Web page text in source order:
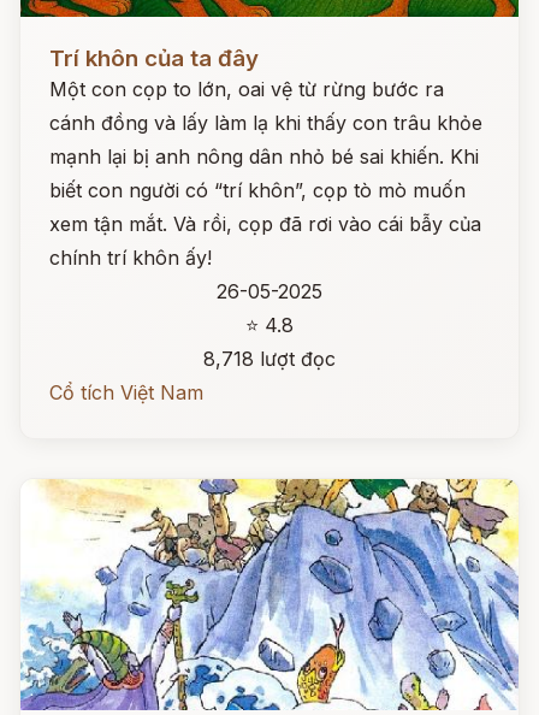
Trí khôn của ta đây
Một con cọp to lớn, oai vệ từ rừng bước ra
cánh đồng và lấy làm lạ khi thấy con trâu khỏe
mạnh lại bị anh nông dân nhỏ bé sai khiến. Khi
biết con người có “trí khôn”, cọp tò mò muốn
xem tận mắt. Và rồi, cọp đã rơi vào cái bẫy của
chính trí khôn ấy!
26-05-2025
⭐ 4.8
8,718 lượt đọc
Cổ tích Việt Nam